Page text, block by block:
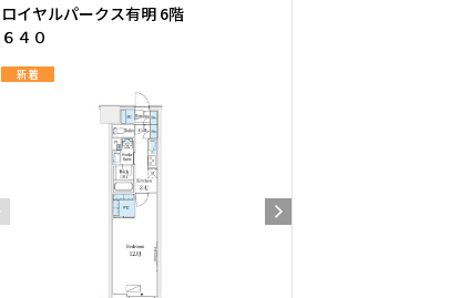
ロイヤルパークス有明 6階
６４０
新着